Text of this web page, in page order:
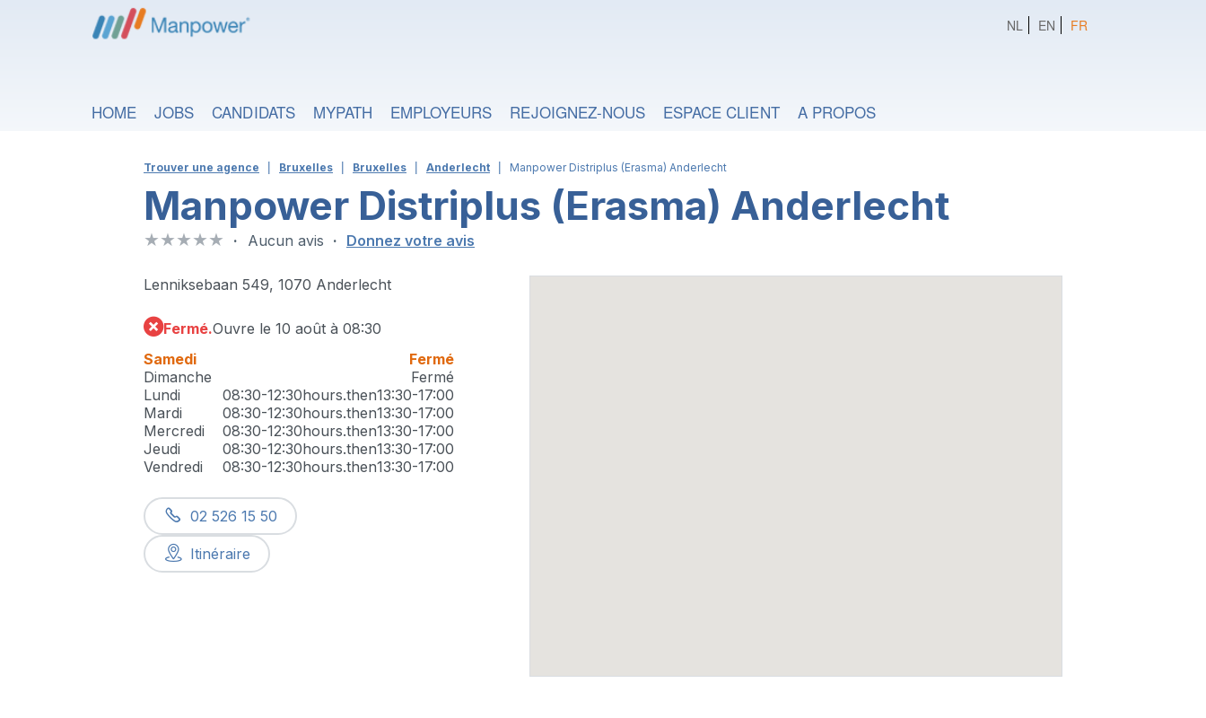
NL EN FR
HOME JOBS CANDIDATS MYPATH EMPLOYEURS REJOIGNEZ-NOUS ESPACE CLIENT A PROPOS
Trouver une agence Bruxelles Bruxelles Anderlecht Manpower Distriplus (Erasma) Anderlecht
Manpower Distriplus (Erasma) Anderlecht
Aucun avis Donnez votre avis
Lenniksebaan 549, 1070 Anderlecht
Fermé.Ouvre le 10 août à 08:30
Samedi
Fermé
Dimanche
Fermé
Lundi
08:30-12:30hours.then13:30-17:00
Mardi
08:30-12:30hours.then13:30-17:00
Mercredi
08:30-12:30hours.then13:30-17:00
Jeudi
08:30-12:30hours.then13:30-17:00
Vendredi
08:30-12:30hours.then13:30-17:00
02 526 15 50
Itinéraire